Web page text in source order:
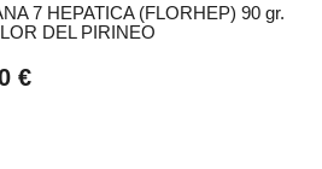
7 HEPATICA (FLORHEP) 90 gr.
DEL PIRINEO
€